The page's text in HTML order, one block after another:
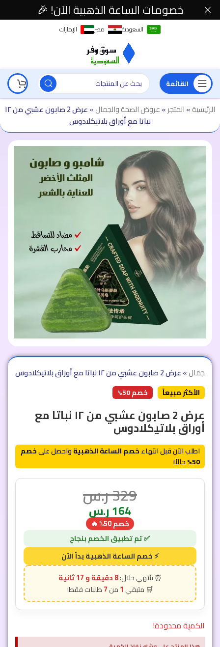
السعودية مصر الإمارات
القائمة
الرئيسية»المتجر»عروض الصحة والجمال»
عرض 2 صابون عشبي من ١٢
نباتا مع أوراق بلاتيكلادوس
والجمال»عرض 2 صابون عشبي من ١٢ نباتا مع أوراق بلاتيكلادوس
الأكثر مبيعاً خصم 50%
عرض 2 صابون عشبي من ١٢ نباتا مع
أوراق بلاتيكلادوس
اطلب الآن قبل انتهاءخصم الساعة الذهبيةواحصل علىخصم
50% حالاً!
329ر.س
164ر.س
خصم 50% 🔥
8 دقيقة و 15 ثانية
1
7
الكمية محدودة!
خصومات الساعة الذهبية الآن! 🎉